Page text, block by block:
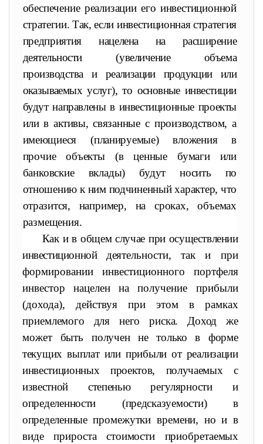
обеспечение реализации его инвестиционной
стратегии. Так, если инвестиционная стратегия
предприятия нацелена на расширение
деятельности (увеличение объема
производстваи реализации продукции или
оказываемых услуг), то основные инвестиции
будут направлены в инвестиционные проекты
или в активы,связанные с производством, а
имеющиеся (планируемые) вложенияв
прочие объекты (в ценные бумаги или
банковские вклады) будутносить по
отношению к ним подчиненный характер, что
отразится, например, на сроках, объемах
размещения.
Как и в общем случае при осуществлении
инвестиционной деятельности, так и при
формировании инвестиционного портфеля
инвестор нацелен на получение прибыли
(дохода), действуя приэтом в рамках
приемлемого для него риска. Доход же
может бытьполучен не только в форме
текущих выплат или прибыли от реализации
инвестиционных проектов, получаемых с
известной степеньюрегулярности и
определенности (предсказуемости) в
определенныепромежутки времени, но и в
виде прироста стоимости приобретаемых